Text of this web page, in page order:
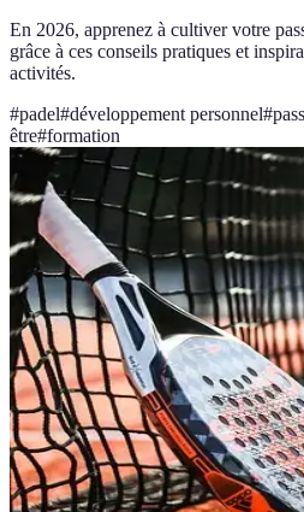
En 2026, apprenez à cultiver votre
grâce à ces conseils pratiques et
activités.
#padel#développement personnel#
être#formation